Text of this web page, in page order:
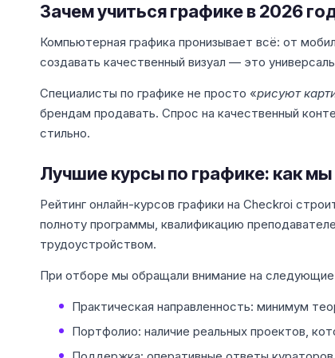
Зачем учиться графике в 2026
Компьютерная графика пронизывает всё: от
создавать качественный визуал — это
Специалисты по графике не просто «рисуют
брендам продавать. Спрос на качественный
стильно.
Лучшие курсы по графике: как
Рейтинг онлайн-курсов графики на Checkroi
полноту программы, квалификацию
трудоустройством.
При отборе мы обращали внимание на следующие
Практическая направленность: минимум
Портфолио: наличие реальных проектов,